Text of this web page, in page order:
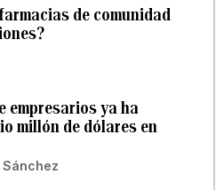
de comunidad
empresarios ya ha
millón de dólares en